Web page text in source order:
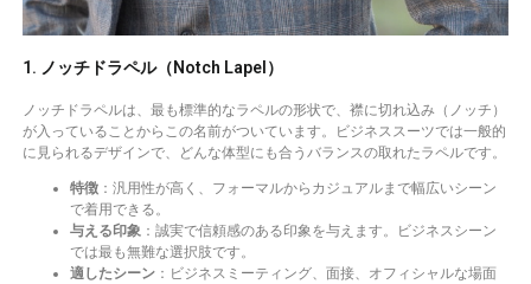
1. ノッチドラペル（Notch Lapel）
ノッチドラペルは、最も標準的なラペルの形状で、襟に切れ込み（ノッチ）
が入っていることからこの名前がついています。ビジネススーツでは一般的
に見られるデザインで、どんな体型にも合うバランスの取れたラペルです。
特徴：汎用性が高く、フォーマルからカジュアルまで幅広いシーン
で着用できる。
与える印象 ：誠実で信頼感のある印象を与えます。ビジネスシーン
では最も無難な選択肢です。
適したシーン：ビジネスミーティング、面接、オフィシャルな場面